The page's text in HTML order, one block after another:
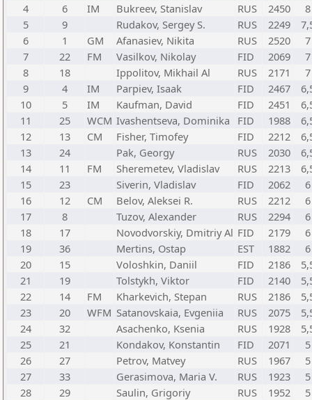
4
6 IM Bukreev, Stanislav RUS 2450
8
5
9 Rudakov, Sergey S. RUS 2249
6
1 GM Afanasiev, Nikita RUS 2520
7
7
22 FM Vasilkov, Nikolay FID 2069
7
8
18 Ippolitov, Mikhail Al RUS 2171
7
9
4 IM Parpiev, Isaak FID 2467
10
5 IM Kaufman, David FID 2451
11
25 WCM Ivashentseva, Dominika FID 1988
12
13 CM Fisher, Timofey FID 2212
13
24 Pak, Georgy RUS 2030
14
11 FM Sheremetev, Vladislav RUS 2213
15
23 Siverin, Vladislav FID 2062
6
16
12 CM Belov, Aleksei R. RUS 2212
6
17
8 Tuzov, Alexander RUS 2294
6
18
17 Novodvorskiy, Dmitriy Al FID 2179
6
19
36 Mertins, Ostap EST 1882
6
20
15 Voloshkin, Daniil FID 2186
21
19 Tolstykh, Viktor FID 2140
22
14 FM Kharkevich, Stepan RUS 2186
23
20 WFM Satanovskaia, Evgeniia RUS 2075
24
32 Asachenko, Ksenia RUS 1928
25
21 Kondakov, Konstantin FID 2071
5
26
27 Petrov, Matvey RUS 1967
5
27
33 Gerasimova, Maria V. RUS 1923
5
28
29 Saulin, Grigoriy RUS 1952
5